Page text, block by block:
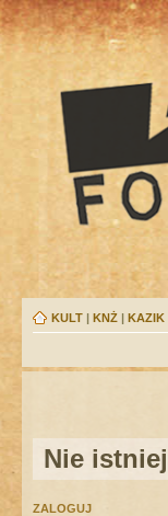
KULT | KNŻ | KAZIK
Nie
ZALOGUJ